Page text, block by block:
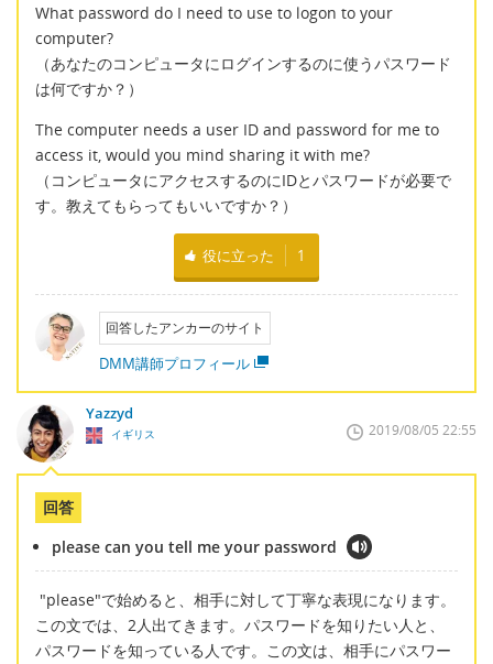
What password do I need to use to logon to your
computer?
（あなたのコンピュータにログインするのに使うパスワード
は何ですか？）
The computer needs a user ID and password for me to
access it, would you mind sharing it with me?
（コンピュータにアクセスするのにIDとパスワードが必要で
す。教えてもらってもいいですか？）
役に立った 1
回答したアンカーのサイト
DMM講師プロフィール
Yazzyd
イギリス 2019/08/05 22:55
回答
please can you tell me your password
"please"で始めると、相手に対して丁寧な表現になります。
この文では、2人出てきます。パスワードを知りたい人と、
パスワードを知っている人です。この文は、相手にパスワー